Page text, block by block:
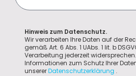
Hinweis zum Datenschutz.
Wir verarbeiten Ihre Daten auf der
gemäß Art. 6 Abs. 1 UAbs. 1 lit. b
Verarbeitung jederzeit
Informationen zum Schutz Ihrer
unsererDatenschutzerklärung .